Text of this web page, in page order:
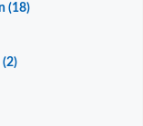
(18)
(2)